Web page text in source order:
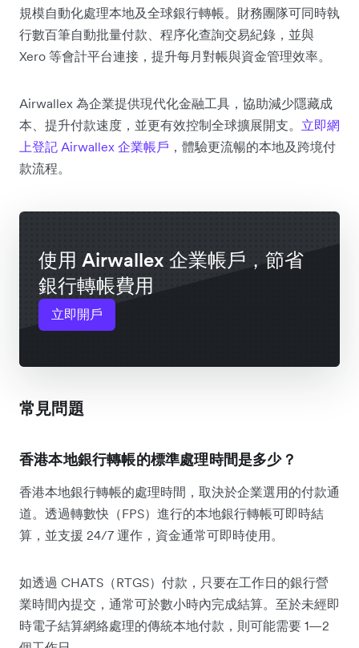
規模自動化處理本地及全球銀行轉帳。財務團隊可同時執
行數百筆自動批量付款、程序化查詢交易紀錄，並與
Xero 等會計平台連接，提升每月對帳與資金管理效率。
Airwallex 為企業提供現代化金融工具，協助減少隱藏成
本、提升付款速度，並更有效控制全球擴展開支。 立即網
上登記 Airwallex 企業帳戶 ，體驗更流暢的本地及跨境付
款流程。
使用 Airwallex 企業帳戶，節省
銀行轉帳費用
立即開戶
常見問題
香港本地銀行轉帳的標準處理時間是多少？
香港本地銀行轉帳的處理時間，取決於企業選用的付款通
道。透過轉數快（FPS）進行的本地銀行轉帳可即時結
算，並支援 24/7 運作，資金通常可即時使用。
如透過 CHATS（RTGS）付款，只要在工作日的銀行營
業時間內提交，通常可於數小時內完成結算。至於未經即
時電子結算網絡處理的傳統本地付款，則可能需要 1—2